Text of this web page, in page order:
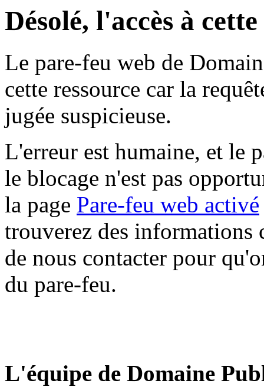
Désolé, l'accès à
Le pare-feu web de
cette ressource car la
jugée suspicieuse.
L'erreur est humaine, et le
le blocage n'est pas
la page Pare-feu web activé
trouverez des informations
de nous contacter pour
du pare-feu.
L'équipe de Domaine